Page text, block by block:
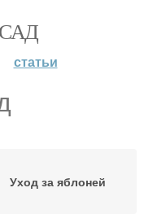
статьи
Уход за яблоней